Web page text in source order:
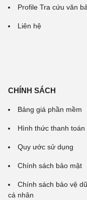
Profile Tra cứu văn
Liên hệ
CHÍNH SÁCH
Bảng giá phần mềm
Hình thức thanh toán
Quy ước sử dụng
Chính sách bảo mật
Chính sách bảo vệ
cá nhân